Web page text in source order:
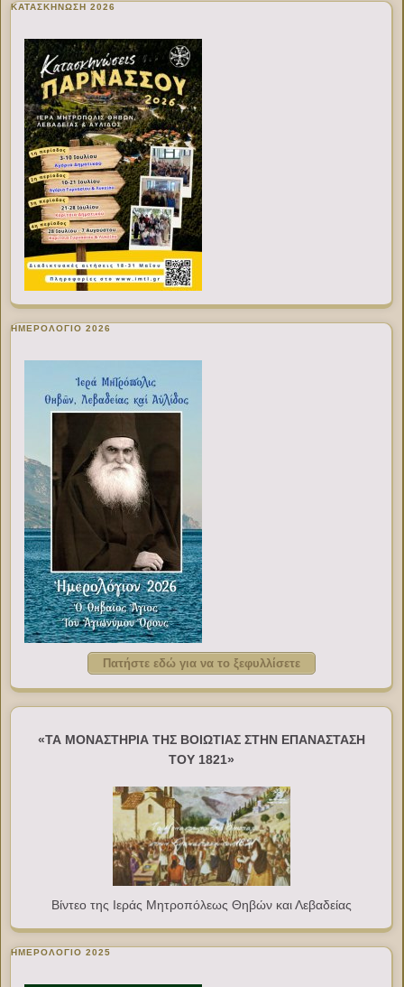
ΚΑΤΑΣΚΗΝΩΣΗ 2026
ΗΜΕΡΟΛΟΓΙΟ 2026
Πατήστε εδώ για να το ξεφυλλίσετε
«ΤΑ ΜΟΝΑΣΤΗΡΙΑ ΤΗΣ ΒΟΙΩΤΙΑΣ ΣΤΗΝ ΕΠΑΝΑΣΤΑΣΗ
ΤΟΥ 1821»
Βίντεο της Ιεράς Μητροπόλεως Θηβών και Λεβαδείας
ΗΜΕΡΟΛΟΓΙΟ 2025